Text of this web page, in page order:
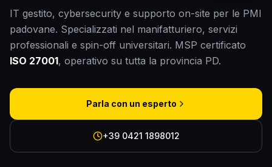
IT gestito, cybersecurity e supporto on-site per le PMI
padovane. Specializzati nel manifatturiero, servizi
professionali e spin-off universitari. MSP certificato
ISO 27001, operativo su tutta la provincia PD.
Parla con un esperto
+39 0421 1898012